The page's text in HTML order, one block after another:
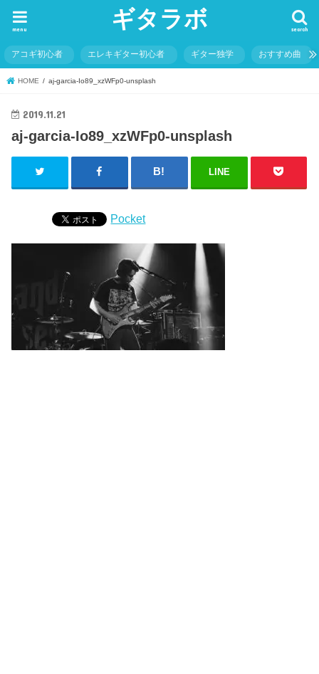
ギタラボ search
menu
アコギ初心者 エレキギター初心者 ギター独学 おすすめ曲
HOME aj-garcia-Io89_xzWFp0-unsplash
2019.11.21
aj-garcia-Io89_xzWFp0-unsplash
LINE
Pocket